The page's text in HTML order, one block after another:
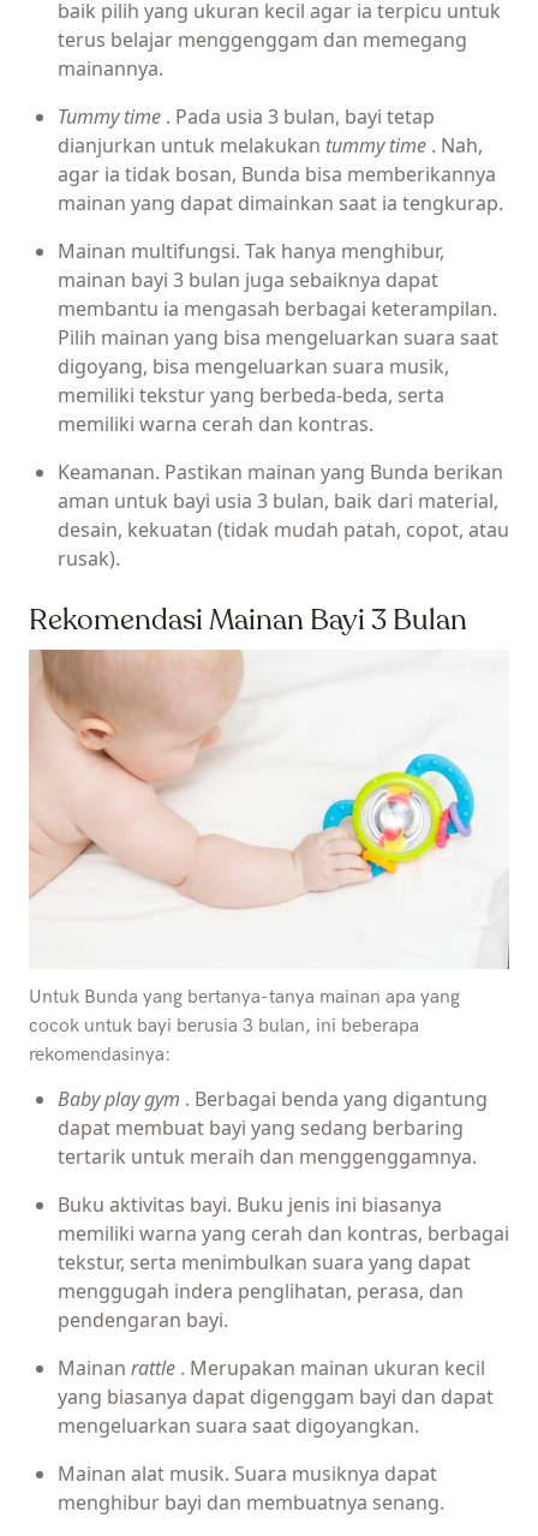
baik pilih yang ukuran kecil agar ia terpicu untuk
terus belajar menggenggam dan memegang
mainannya.
Tummy time . Pada usia 3 bulan, bayi tetap
dianjurkan untuk melakukan tummy time . Nah,
agar ia tidak bosan, Bunda bisa memberikannya
mainan yang dapat dimainkan saat ia tengkurap.
Mainan multifungsi. Tak hanya menghibur,
mainan bayi 3 bulan juga sebaiknya dapat
membantu ia mengasah berbagai keterampilan.
Pilih mainan yang bisa mengeluarkan suara saat
digoyang, bisa mengeluarkan suara musik,
memiliki tekstur yang berbeda-beda, serta
memiliki warna cerah dan kontras.
Keamanan. Pastikan mainan yang Bunda berikan
aman untuk bayi usia 3 bulan, baik dari material,
desain, kekuatan (tidak mudah patah, copot, atau
rusak).
Rekomendasi Mainan Bayi 3 Bulan
Untuk Bunda yang bertanya-tanya mainan apa yang
cocok untuk bayi berusia 3 bulan, ini beberapa
rekomendasinya:
Baby play gym . Berbagai benda yang digantung
dapat membuat bayi yang sedang berbaring
tertarik untuk meraih dan menggenggamnya.
Buku aktivitas bayi. Buku jenis ini biasanya
memiliki warna yang cerah dan kontras, berbagai
tekstur, serta menimbulkan suara yang dapat
menggugah indera penglihatan, perasa, dan
pendengaran bayi.
Mainan rattle . Merupakan mainan ukuran kecil
yang biasanya dapat digenggam bayi dan dapat
mengeluarkan suara saat digoyangkan.
Mainan alat musik. Suara musiknya dapat
menghibur bayi dan membuatnya senang.